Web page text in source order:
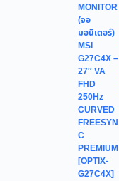
MONITOR
(จอ
มอนิเตอร์)
MSI
G27C4X –
27″ VA
FHD
250Hz
CURVED
FREESYN
C
PREMIUM
[OPTIX-
G27C4X]